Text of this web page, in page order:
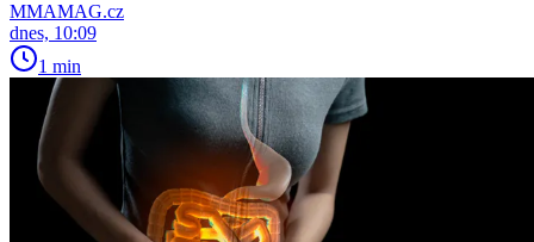
MMAMAG.cz
dnes, 10:09
1 min